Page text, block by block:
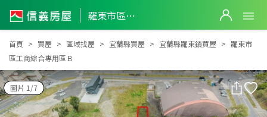
羅東市區工商綜合專用區Ｂ
羅東市區工商綜合專用區Ｂ
首頁 買屋 區域找屋 宜蘭縣買屋 宜蘭縣羅東鎮買屋
羅東市
區工商綜合專用區Ｂ
圖片 1/7